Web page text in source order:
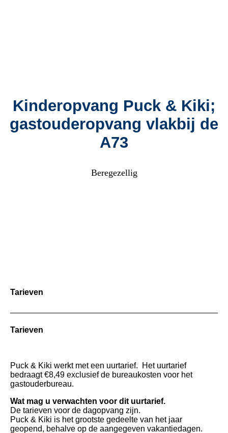
Kinderopvang Puck & Kiki;
gastouderopvang vlakbij de
A73
Beregezellig
Tarieven
Tarieven
Puck & Kiki werkt met een uurtarief. Het uurtarief
bedraagt €8,49 exclusief de bureaukosten voor het
gastouderbureau.
Wat mag u verwachten voor dit uurtarief.
De tarieven voor de dagopvang zijn.
Puck & Kiki is het grootste gedeelte van het jaar
geopend, behalve op de aangegeven vakantiedagen.